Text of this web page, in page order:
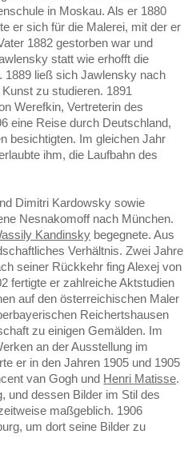
in Moskau. Als er 1880
er sich für die Malerei, mit der er
1882 gestorben war und
statt wie erhofft die
1889 ließ sich Jawlensky nach
zu studieren. 1891
Werefkin, Vertreterin des
eine Reise durch Deutschland,
besichtigten. Im gleichen Jahr
ihm, die Laufbahn des
Dimitri Kardowsky sowie
Nesnakomoff nach München.
Kandinsky begegnete. Aus
Verhältnis. Zwei Jahre
seiner Rückkehr fing Alexej von
fertigte er zahlreiche Aktstudien
auf den österreichischen Maler
Reichertshausen
zu einigen Gemälden. Im
an der Ausstellung im
er in den Jahren 1905 und 1905
van Gogh und Henri Matisse.
und dessen Bilder im Stil des
maßgeblich. 1906
um dort seine Bilder zu